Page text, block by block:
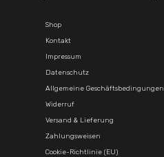
Shop
Kontakt
Impressum
Datenschutz
Allgemeine Geschäftsbedingungen
Widerruf
Versand & Lieferung
Zahlungsweisen
Cookie-Richtlinie (EU)